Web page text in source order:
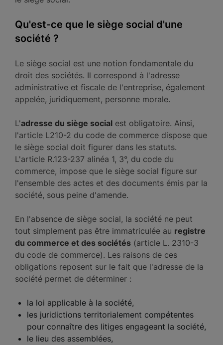
Qu'est-ce que le siège social d'une
société ?
Le siège social est une notion fondamentale du
droit des sociétés. Il correspond à l'adresse
administrative et fiscale de l'entreprise, également
appelée, juridiquement, personne morale.
L'adresse du siège social est obligatoire. Ainsi,
l'article L210-2 du code de commerce dispose que
le siège social doit figurer dans les statuts.
L'article R.123-237 alinéa 1, 3°, du code du
commerce, impose que le siège social figure sur
l'ensemble des actes et des documents émis par la
société, sous peine d'amende.
En l'absence de siège social, la société ne peut
tout simplement pas être immatriculée au registre
du commerce et des sociétés (article L. 2310-3
du code de commerce). Les raisons de ces
obligations reposent sur le fait que l'adresse de la
société permet de déterminer :
la loi applicable à la société,
les juridictions territorialement compétentes
pour connaître des litiges engageant la société,
le lieu des assemblées,